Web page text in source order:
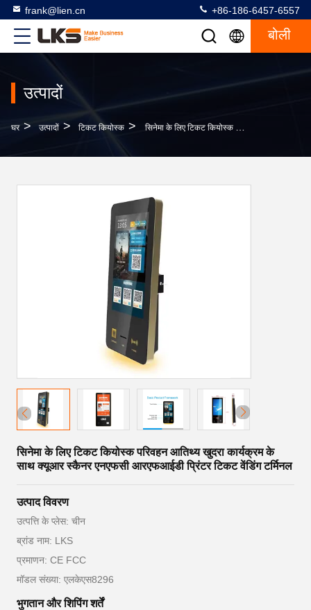
frank@lien.cn +86-186-6457-6557
बोली
उत्पादों
घर > उत्पादों > टिकट कियोस्क > सिनेमा के लिए टिकट कियोस्क परिवहन आतिथ्य खुदरा कार्यक्रम के साथ क्यूआर स्कैनर एनएफसी आरएफआईडी प्रिंटर टिकट वेंडिंग टर्मिनल
सिनेमा के लिए टिकट कियोस्क परिवहन आतिथ्य खुदरा कार्यक्रम के
साथ क्यूआर स्कैनर एनएफसी आरएफआईडी प्रिंटर टिकट वेंडिंग टर्मिनल
उत्पाद विवरण
उत्पत्ति के प्लेस: चीन
ब्रांड नाम: LKS
प्रमाणन: CE FCC
मॉडल संख्या: एलकेएस8296
भुगतान और शिपिंग शर्तें